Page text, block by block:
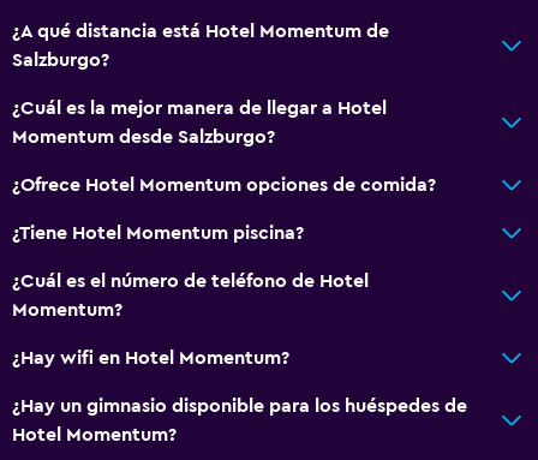
¿A qué distancia está Hotel Momentum de
Salzburgo?
¿Cuál es la mejor manera de llegar a Hotel
Momentum desde Salzburgo?
¿Ofrece Hotel Momentum opciones de comida?
¿Tiene Hotel Momentum piscina?
¿Cuál es el número de teléfono de Hotel
Momentum?
¿Hay wifi en Hotel Momentum?
¿Hay un gimnasio disponible para los huéspedes de
Hotel Momentum?